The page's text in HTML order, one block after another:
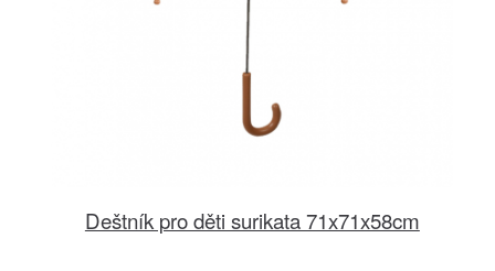
Deštník pro děti surikata 71x71x58cm